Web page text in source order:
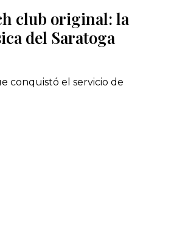
club original: la
del Saratoga
conquistó el servicio de